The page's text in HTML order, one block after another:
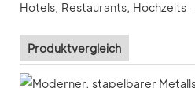
Produktvergleich